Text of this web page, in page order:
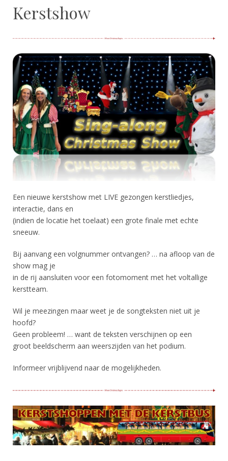
Kerstshow
Een nieuwe kerstshow met LIVE gezongen kerstliedjes,
interactie, dans en
(indien de locatie het toelaat) een grote finale met echte
sneeuw.
Bij aanvang een volgnummer ontvangen? … na afloop van de
show mag je
in de rij aansluiten voor een fotomoment met het voltallige
kerstteam.
Wil je meezingen maar weet je de songteksten niet uit je
hoofd?
Geen probleem! … want de teksten verschijnen op een
groot beeldscherm aan weerszijden van het podium.
Informeer vrijblijvend naar de mogelijkheden.